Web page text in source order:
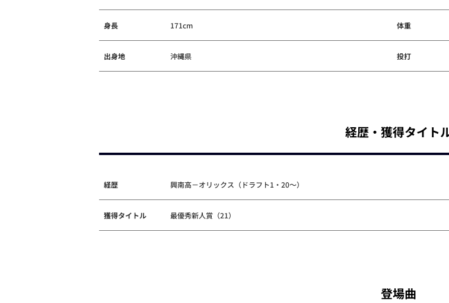
身長 171cm 体重
出身地 沖縄県 投打
経歴・獲得タイト
経歴 興南高－オリックス（ドラフト1・20～）
獲得タイトル 最優秀新人賞（21）
登場曲